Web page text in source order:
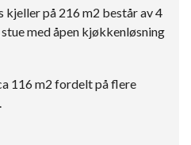
kjeller på 216 m2 består av 4
med åpen kjøkkenløsning
116 m2 fordelt på flere